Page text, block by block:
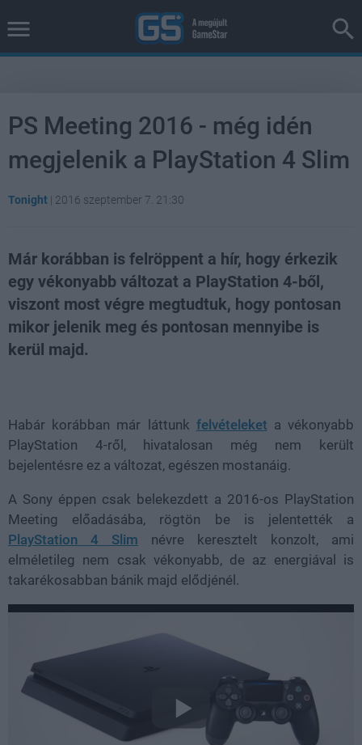
PS Meeting 2016 - még idén
megjelenik a PlayStation 4 Slim
Tonight | 2016 szeptember 7. 21:30
Már korábban is felröppent a hír, hogy érkezik
egy vékonyabb változat a PlayStation 4-ből,
viszont most végre megtudtuk, hogy pontosan
mikor jelenik meg és pontosan mennyibe is
kerül majd.
Habár korábban már láttunk felvételeket a vékonyabb
PlayStation 4-ről, hivatalosan még nem került
bejelentésre ez a változat, egészen mostanáig.
A Sony éppen csak belekezdett a 2016-os PlayStation
Meeting előadásába, rögtön be is jelentették a
PlayStation 4 Slim névre keresztelt konzolt, ami
elméletileg nem csak vékonyabb, de az energiával is
takarékosabban bánik majd elődjénél.